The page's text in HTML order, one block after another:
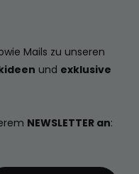
Mails zu unseren
und exklusive
NEWSLETTER an: